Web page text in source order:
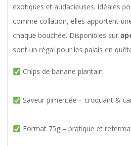
exotiques et audacieuses. Idéales
comme collation, elles apportent
chaque bouchée. Disponibles sur
sont un régal pour les palais en
Chips de banane plantain
Saveur pimentée – croquant &
Format 75g – pratique et